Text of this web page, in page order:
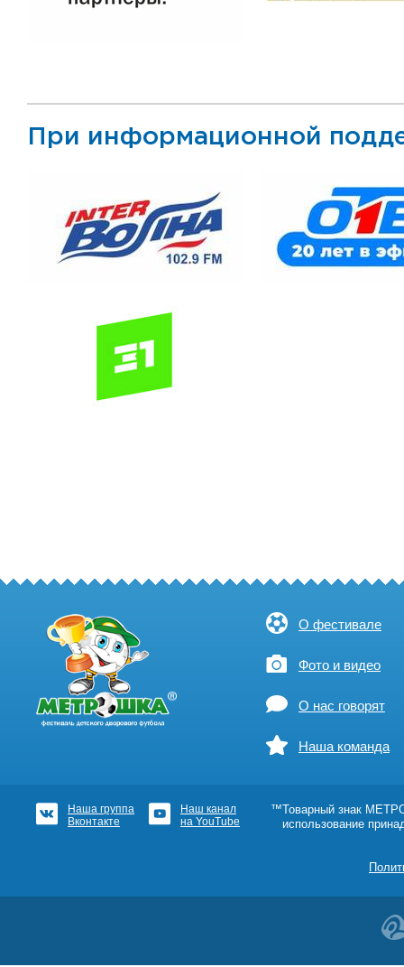
При информационной
О фестивале
Фото и видео
О нас говорят
Наша команда
Наша группа
Вконтакте
Наш канал
на YouTube
™Товарный знак
использование